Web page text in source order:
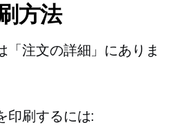
方法
「注文の詳細」にありま
印刷するには: